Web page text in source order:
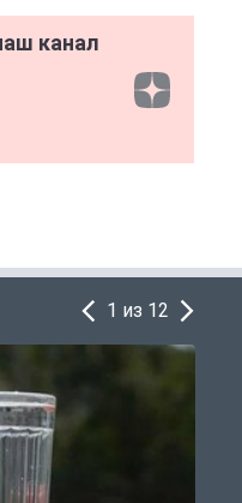
канал
1 из 12